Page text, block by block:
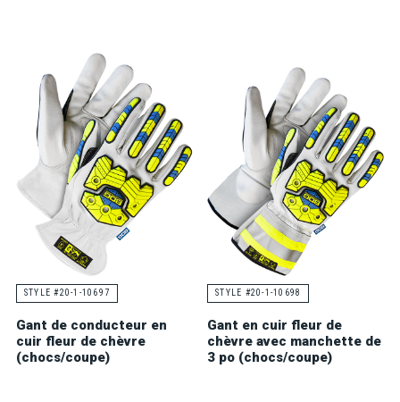
STYLE #20-1-10697
Gant de conducteur en
cuir fleur de chèvre
(chocs/coupe)
STYLE #20-1-10698
Gant en cuir fleur de
chèvre avec manchette de
3 po (chocs/coupe)